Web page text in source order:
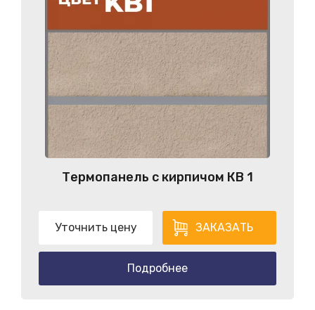
Термопанель с кирпичом КB 1
Уточнить цену ЗАКАЗАТЬ
Подробнее